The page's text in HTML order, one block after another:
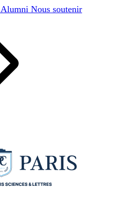
Alumni Nous soutenir